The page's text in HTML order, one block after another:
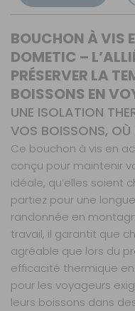
BOUCHON À VIS
DOMETIC –
PRÉSERVER LA
BOISSONS EN
UNE ISOLATION
VOS BOISSONS, OÙ
Ce bouchon à vis en
conçu pour maintenir
idéale, qu’elles soient
partiez pour une
randonnée en
travail, il garantit que
agréable que lors du
efficacité thermique
pour les voyageurs
leurs boissons dans